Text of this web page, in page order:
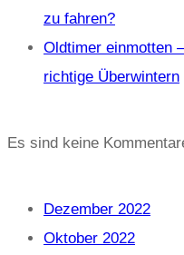
zu fahren?
Oldtimer einmotten
richtige Überwintern
Es sind keine
Dezember 2022
Oktober 2022